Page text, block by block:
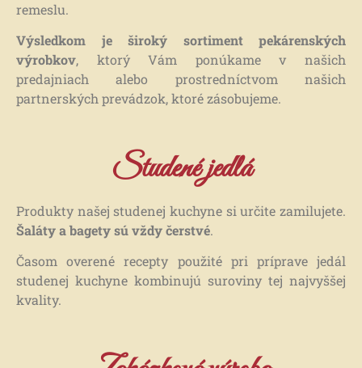
Ručná remeselná
pekárenská výroba
SME RODINNÁ PEKÁREŇ S
TRADÍCIOU
PEČIEME PRE VÁS UŽ OD
ROKU 1992
Ručná remeselná
pekárenská výroba
KVALITA
SÚ PRE NÁS PRVORADÉ
Ručná remeselná
pekárenská výroba
NAJKVALITNEJŠÍCH
PRÍRODNÝCH SUROVÍN
Ručná remeselná
pekárenská výroba
SME RODINNÁ PEKÁREŇ S
TRADÍCIOU
PEČIEME PRE VÁS UŽ OD
ROKU 1992
Ručná remeselná
pekárenská výroba
KVALITA
SÚ PRE NÁS PRVORADÉ
Ručná remeselná
pekárenská výroba
NAJKVALITNEJŠÍCH
PRÍRODNÝCH SUROVÍN
Ručná remeselná
pekárenská výroba
SME RODINNÁ PEKÁREŇ S
TRADÍCIOU
PEČIEME PRE VÁS UŽ OD
ROKU 1992
Ručná remeselná
pekárenská výroba
KVALITA
SÚ PRE NÁS PRVORADÉ
Ručná remeselná
pekárenská výroba
NAJKVALITNEJŠÍCH
PRÍRODNÝCH SUROVÍN
remeslu.
Výsledkom je široký sortiment pekárenských
výrobkov, ktorý Vám ponúkame v našich
predajniach alebo prostredníctvom našich
partnerských prevádzok, ktoré zásobujeme.
Studené jedlá
Produkty našej studenej kuchyne si určite zamilujete.
Šaláty a bagety sú vždy čerstvé.
Časom overené recepty použité pri príprave jedál
studenej kuchyne kombinujú suroviny tej najvyššej
kvality.